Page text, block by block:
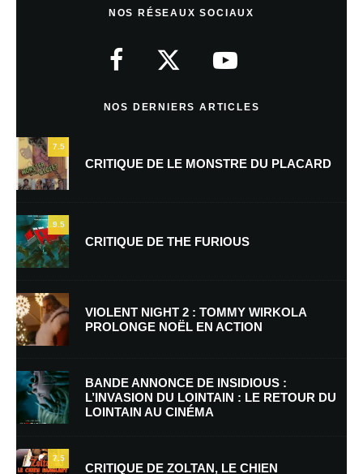
Nom*
E-mail
Enregistrer mon nom, mon e-mail et mon site dans le navigateur pour
mon prochain commentaire.
Prévenez-moi de tous les nouveaux commentaires par e-mail.
NOS RÉSEAUX SOCIAUX
NOS DERNIERS ARTICLES
7.5
CRITIQUE DE LE MONSTRE DU PLACARD
9.5
CRITIQUE DE THE FURIOUS
VIOLENT NIGHT 2 : TOMMY WIRKOLA
PROLONGE NOËL EN ACTION
BANDE ANNONCE DE INSIDIOUS :
L’INVASION DU LOINTAIN : LE RETOUR DU
LOINTAIN AU CINÉMA
7.5
CRITIQUE DE ZOLTAN, LE CHIEN